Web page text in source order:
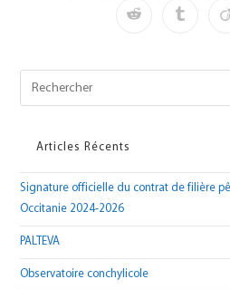
Articles Récents
Signature officielle du contrat de filière
Occitanie 2024-2026
PALTEVA
Observatoire conchylicole